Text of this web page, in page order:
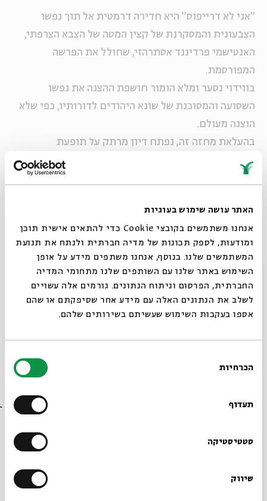
האתר עושה שימוש בעוגיות
אנחנו משתמשים בקובצי Cookie כדי להתאים אישית תוכן
ומודעות, לספק תכונות של מדיה חברתית ולנתח את תנועת
המשתמשים שלנו. בנוסף, אנחנו משתפים מידע על אופן
השימוש באתר שלנו עם השותפים שלנו מתחומי המדיה
החברתית, הפרסום וניתוח הנתונים. גורמים אלה עשויים
לשלב את הנתונים האלה עם מידע אחר שסיפקתם או שהם
אספו בעקבות השימוש שעשיתם בשירותים שלהם.
הסכמה
הכרחיות
תעדוף
סטטיסטיקה
שיווק
"אני לא דרייפוס" היא חדירה דרמטית אל תוך נפשו
הצבעונית והמסקרנת של קצין המטה של הצבא הצרפתי,
האנטישמי פרדיננד אסתרהזי, שחולל את הפרשה
המפורסמת.
בווידוי נסער ומלא הומור חושפת ההצגה את נפשו
השסועה והמסוכנת של שונא היהודים לדורותיו, כפי שלא
הוצגה מעולם.
בהעלאת מחזה זה, נפתח דיון מרתק על תופעת
האנטישמיות מנקודת מבט היסטורית ועד לימינו אנו.
ואלכס אנסקי בנושא "מפרשת דרייפוס ועד למשפט רצח
אילן חלימי: מאנטישמיות לאנטי-ישראליות".
ההצגה תעלה בשני תאריכים:
רביעי, כג בתמוז, 15 ביולי, בשעה 20:30
שני, ו באב, 27 ביולי, בשעה 20:30
אירועים נוספים בסדרה
סגור